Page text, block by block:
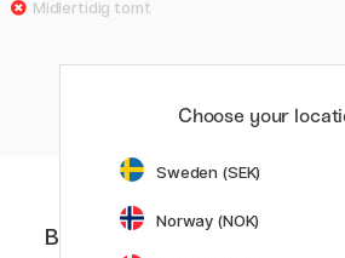
« Forrige 2
Bli medlem i Pen Store Plus!
Choose your
Sweden (SEK)
Norway (NOK)